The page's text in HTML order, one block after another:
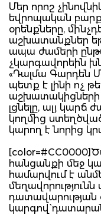
Մեր որոշ
եվրոպական
օրենքները,
աշխատանքներ
ապա ժամերի
չկարգավորեին
«Դալմա Գարդեն
պետք է լինի ոչ
աշխատակիցների
լցնելը, ալյ կարճ
կողմից
կարող է նորից
հանցանքի մեջ
համարվում է
դատավարության
կարգով`